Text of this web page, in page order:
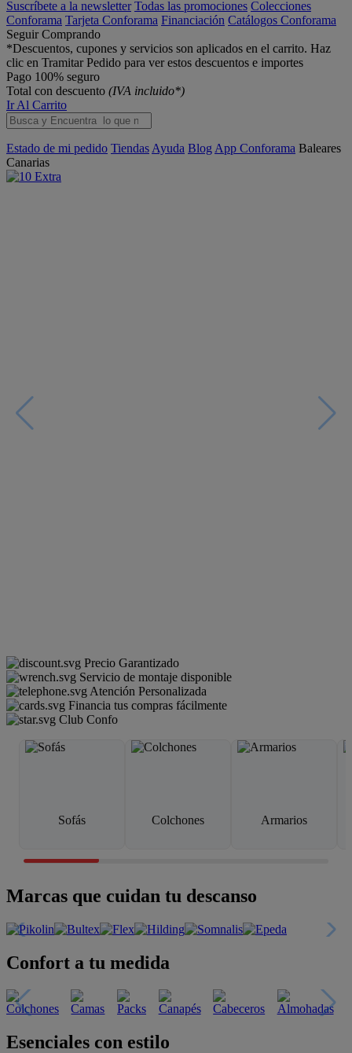
Suscríbete a la newsletter Todas las promociones Colecciones
Conforama Tarjeta Conforama Financiación Catálogos Conforama
Seguir Comprando
*Descuentos, cupones y servicios son aplicados en el carrito. Haz
clic en Tramitar Pedido para ver estos descuentos e importes
Pago 100% seguro
Total con descuento (IVA incluido*)
Ir Al Carrito
Estado de mi pedido Tiendas Ayuda Blog App Conforama Baleares
Canarias
Precio Garantizado
Servicio de montaje disponible
Atención Personalizada
Financia tus compras fácilmente
Club Confo
Sofás Colchones Armarios
Marcas que cuidan tu descanso
Confort a tu medida
Esenciales con estilo